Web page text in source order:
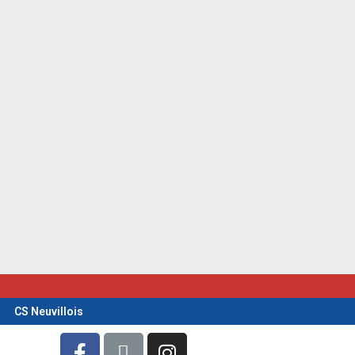
CS Neuvillois
F
L
I